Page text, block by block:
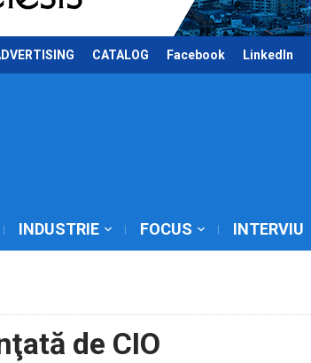
CATALOG Facebook LinkedIn
INDUSTRIE FOCUS INTERVIU
de CIO